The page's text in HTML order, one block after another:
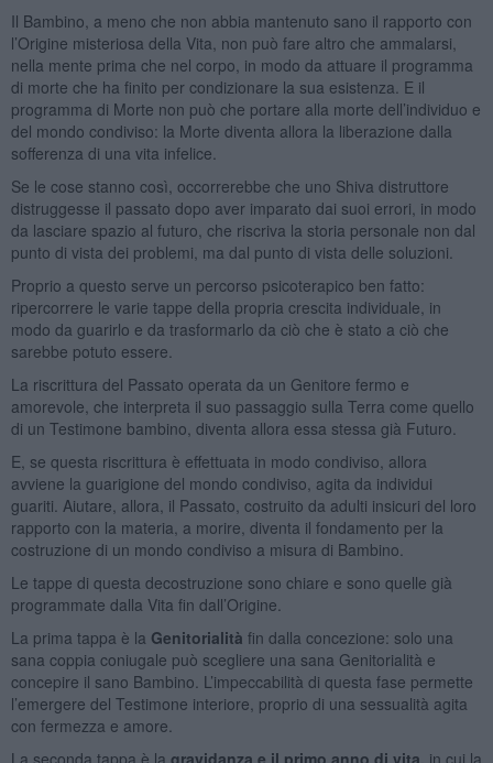
Il Bambino, a meno che non abbia mantenuto sano il rapporto con
l’Origine misteriosa della Vita, non può fare altro che ammalarsi,
nella mente prima che nel corpo, in modo da attuare il programma
di morte che ha finito per condizionare la sua esistenza. E il
programma di Morte non può che portare alla morte dell’individuo e
del mondo condiviso: la Morte diventa allora la liberazione dalla
sofferenza di una vita infelice.
Se le cose stanno così, occorrerebbe che uno Shiva distruttore
distruggesse il passato dopo aver imparato dai suoi errori, in modo
da lasciare spazio al futuro, che riscriva la storia personale non dal
punto di vista dei problemi, ma dal punto di vista delle soluzioni.
Proprio a questo serve un percorso psicoterapico ben fatto:
ripercorrere le varie tappe della propria crescita individuale, in
modo da guarirlo e da trasformarlo da ciò che è stato a ciò che
sarebbe potuto essere.
La riscrittura del Passato operata da un Genitore fermo e
amorevole, che interpreta il suo passaggio sulla Terra come quello
di un Testimone bambino, diventa allora essa stessa già Futuro.
E, se questa riscrittura è effettuata in modo condiviso, allora
avviene la guarigione del mondo condiviso, agita da individui
guariti. Aiutare, allora, il Passato, costruito da adulti insicuri del loro
rapporto con la materia, a morire, diventa il fondamento per la
costruzione di un mondo condiviso a misura di Bambino.
Le tappe di questa decostruzione sono chiare e sono quelle già
programmate dalla Vita fin dall’Origine.
La prima tappa è la Genitorialità fin dalla concezione: solo una
sana coppia coniugale può scegliere una sana Genitorialità e
concepire il sano Bambino. L’impeccabilità di questa fase permette
l’emergere del Testimone interiore, proprio di una sessualità agita
con fermezza e amore.
La seconda tappa è la gravidanza e il primo anno di vita, in cui la